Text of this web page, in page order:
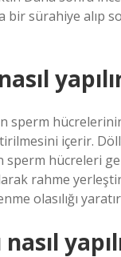
bir sürahiye alıp
sperm hücrelerinin
içerir.
sperm hücreleri
rahme
olasılığı